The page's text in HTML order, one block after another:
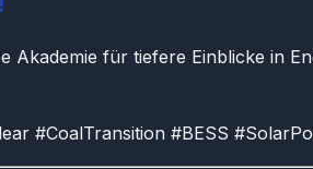
Akademie für tiefere Einblicke in
#CoalTransition #BESS